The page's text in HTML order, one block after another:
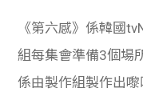
《第六感》係韓國
組每集會準備3個場
係由製作組製作出